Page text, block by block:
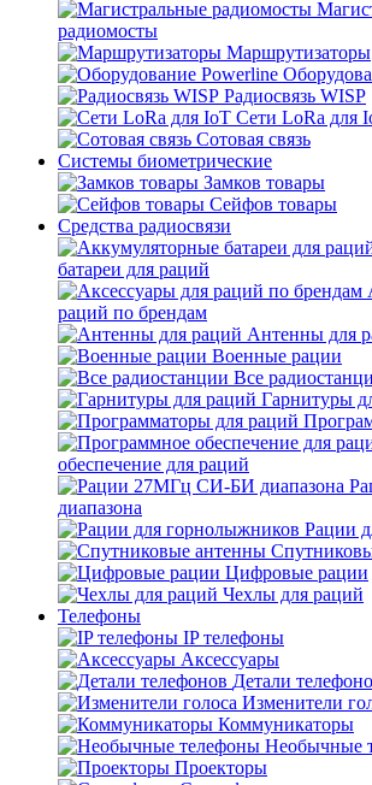
радиомосты
Маршрутизаторы
Радиосвязь WISP
Сети LoRa для
Сотовая связь
Системы биометрические
Замков товары
Сейфов товары
Средства радиосвязи
батареи для раций
раций по брендам
Антенны для
Военные рации
Все
Гарнитуры
обеспечение для раций
диапазона
Рации
Цифровые рации
Чехлы для раций
Телефоны
IP телефоны
Аксессуары
Детали
Изменители
Коммуникаторы
Необычные
Проекторы